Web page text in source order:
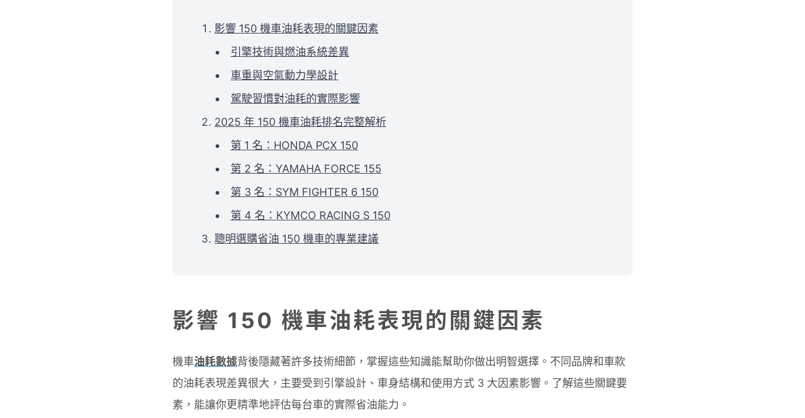
影響 150 機車油耗表現的關鍵因素
引擎技術與燃油系統差異
車重與空氣動力學設計
駕駛習慣對油耗的實際影響
2025 年 150 機車油耗排名完整解析
第 1 名：HONDA PCX 150
第 2 名：YAMAHA FORCE 155
第 3 名：SYM FIGHTER 6 150
第 4 名：KYMCO RACING S 150
聰明選購省油 150 機車的專業建議
影響 150 機車油耗表現的關鍵因素
機車油耗數據背後隱藏著許多技術細節，掌握這些知識能幫助你做出明智選擇。不同品牌和車款
的油耗表現差異很大，主要受到引擎設計、車身結構和使用方式 3 大因素影響。了解這些關鍵要
素，能讓你更精準地評估每台車的實際省油能力。